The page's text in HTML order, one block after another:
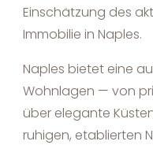
Einschätzung des
Immobilie in Naples.
Naples bietet eine
Wohnlagen — von
über elegante
ruhigen, etablierten